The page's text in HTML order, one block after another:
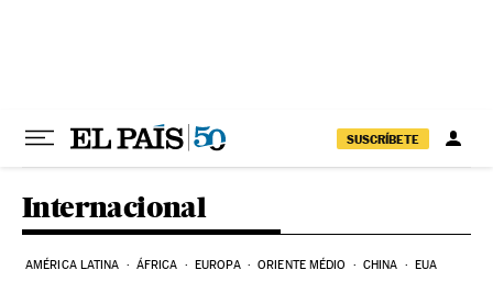
SUSCRÍBETE
Internacional
AMÉRICA LATINA ÁFRICA EUROPA ORIENTE MÉDIO CHINA EUA